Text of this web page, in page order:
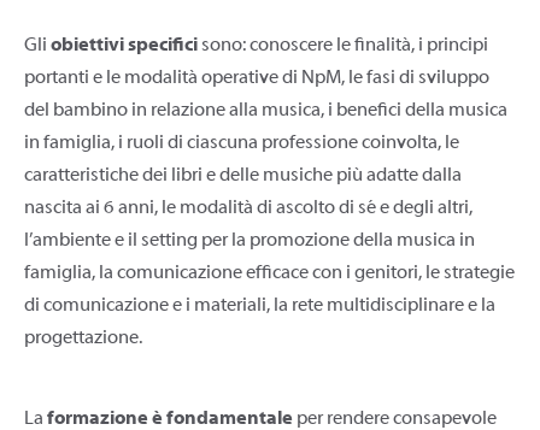
Gli obiettivi specificisono: conoscere le finalità, i principi
portanti e le modalità operative di NpM, le fasi di sviluppo
del bambino in relazione alla musica, i benefici della musica
in famiglia, i ruoli di ciascuna professione coinvolta, le
caratteristiche dei libri e delle musiche più adatte dalla
nascita ai 6 anni, le modalità di ascolto di sé e degli altri,
l’ambiente e il setting per la promozione della musica in
famiglia, la comunicazione efficace con i genitori, le strategie
di comunicazione e i materiali, la rete multidisciplinare e la
progettazione.
La formazione è fondamentale per rendere consapevole